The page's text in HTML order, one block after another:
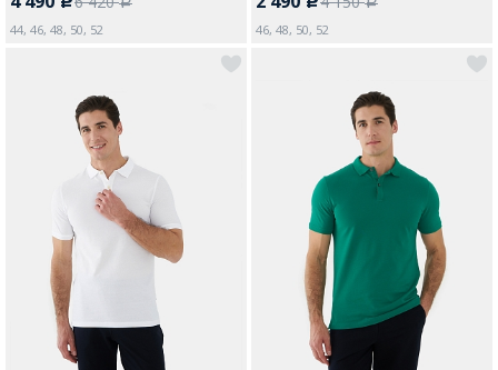
c
a
44, 46, 48, 50, 52
c
a
46, 48, 50, 52